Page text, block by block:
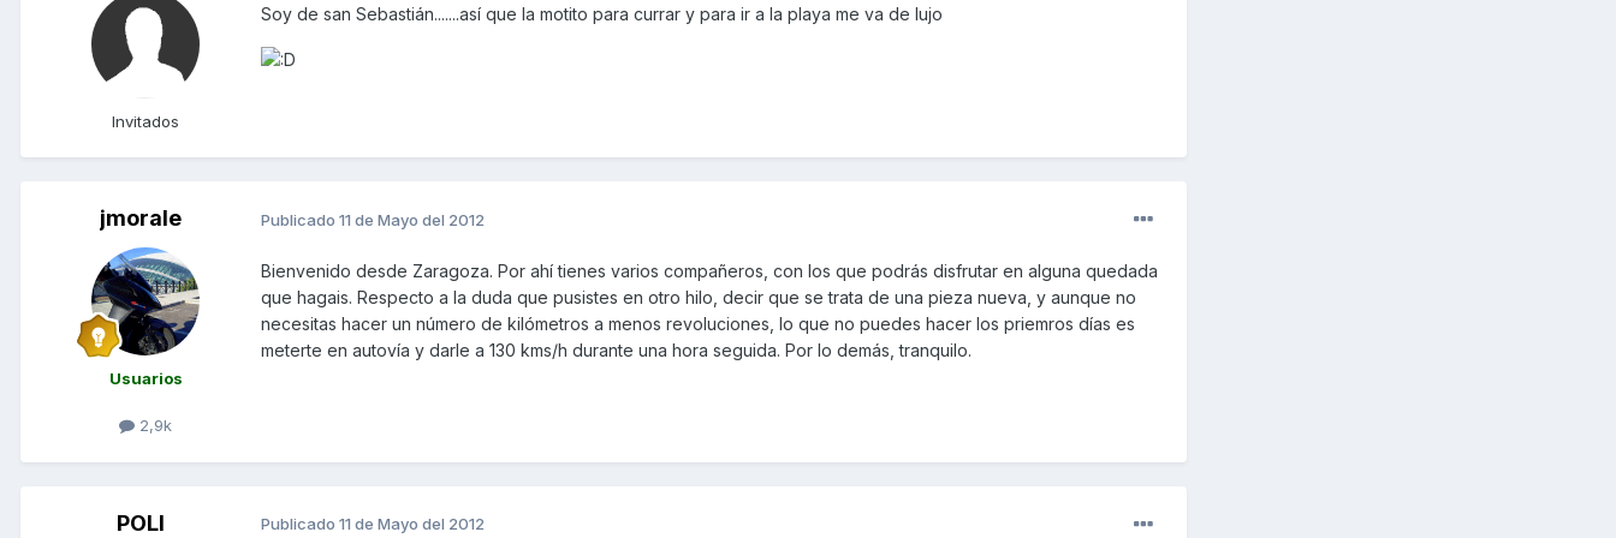
Invitados
Soy de san Sebastián.......así que la motito para currar y para ir a la playa me va de lujo
jmorale
Usuarios
2,9k
Publicado 11 de Mayo del 2012
Bienvenido desde Zaragoza. Por ahí tienes varios compañeros, con los que podrás disfrutar en alguna quedada
que hagais. Respecto a la duda que pusistes en otro hilo, decir que se trata de una pieza nueva, y aunque no
necesitas hacer un número de kilómetros a menos revoluciones, lo que no puedes hacer los priemros días es
meterte en autovía y darle a 130 kms/h durante una hora seguida. Por lo demás, tranquilo.
POLI Publicado 11 de Mayo del 2012